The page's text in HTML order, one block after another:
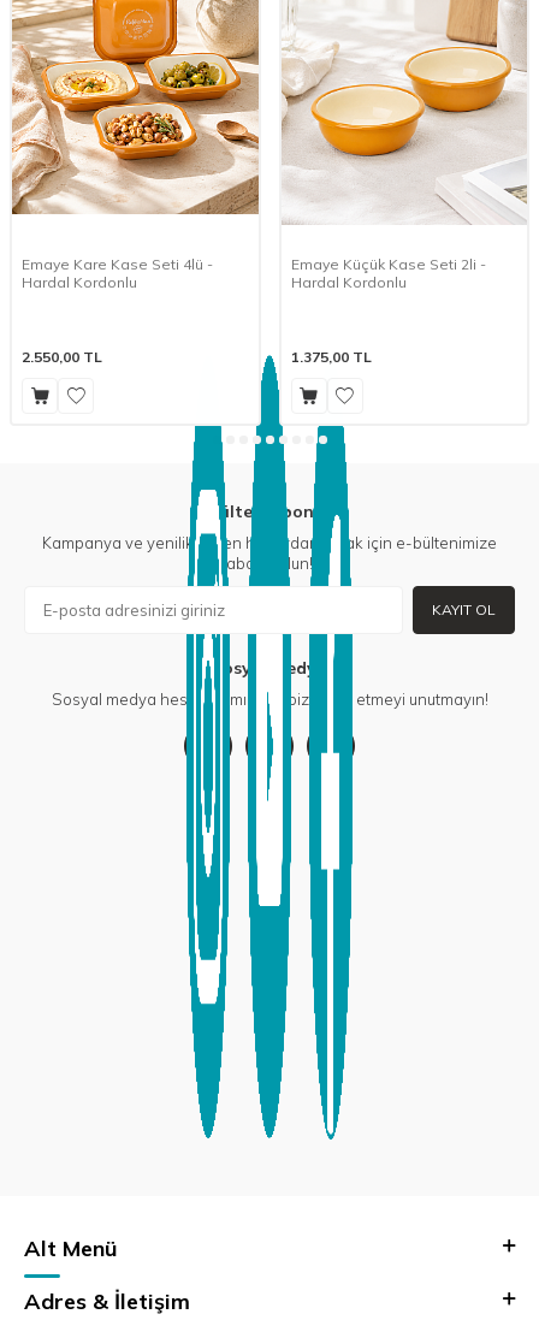
Emaye Kare Kase Seti 4lü -
Hardal Kordonlu
2.550,00 TL
Emaye Küçük Kase Seti 2li -
Hardal Kordonlu
1.375,00TL
E-Bülten Aboneliği
Kampanya ve yeniliklerden haberdar olmak için e-bültenimize
abone olun!
KAYIT OL
Sosyal Medya
Sosyal medya hesaplarımızdan bizi takip etmeyi unutmayın!
Alt Menü
Adres & İletişim